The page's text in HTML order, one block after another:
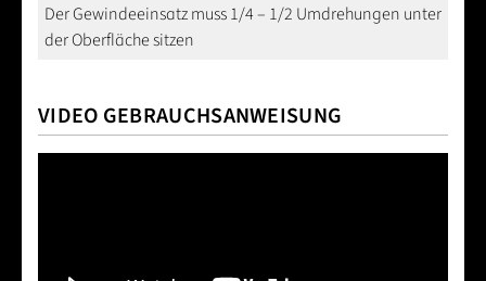
Der Gewindeeinsatz muss 1/4 – 1/2 Umdrehungen unter
der Oberfläche sitzen
VIDEO GEBRAUCHSANWEISUNG